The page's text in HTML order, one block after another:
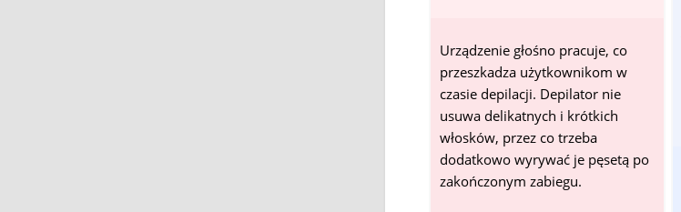
Urządzenie głośno pracuje, co
przeszkadza użytkownikom w
czasie depilacji. Depilator nie
usuwa delikatnych i krótkich
włosków, przez co trzeba
dodatkowo wyrywać je pęsetą po
zakończonym zabiegu.